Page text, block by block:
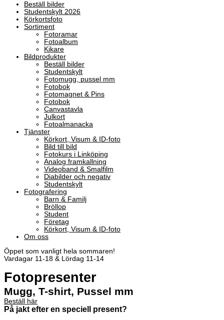
Beställ bilder
Studentskylt 2026
Körkortsfoto
Sortiment
Fotoramar
Fotoalbum
Kikare
Bildprodukter
Beställ bilder
Studentskylt
Fotomugg, pussel mm
Fotobok
Fotomagnet & Pins
Fotobok
Canvastavla
Julkort
Fotoalmanacka
Tjänster
Körkort, Visum & ID-foto
Bild till bild
Fotokurs i Linköping
Analog framkallning
Videoband & Smalfilm
Diabilder och negativ
Studentskylt
Fotografering
Barn & Familj
Bröllop
Student
Företag
Körkort, Visum & ID-foto
Om oss
Öppet som vanligt hela sommaren!
Vardagar 11-18 & Lördag 11-14
Fotopresenter
Mugg, T-shirt, Pussel mm
Beställ här
På jakt efter en speciell present?